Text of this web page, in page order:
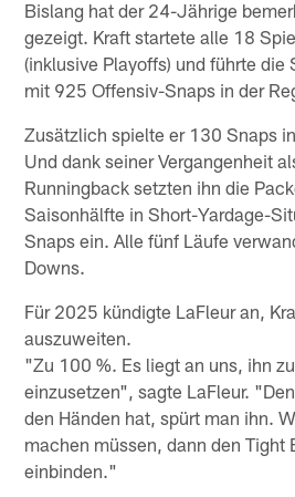
Bislang hat der 24-Jährige
gezeigt. Kraft startete alle 18
(inklusive Playoffs) und führte
mit 925 Offensiv-Snaps in der
Zusätzlich spielte er 130 Snaps
Und dank seiner Vergangenheit
Runningback setzten ihn die
Saisonhälfte in Short-Yardage-
Snaps ein. Alle fünf Läufe
Downs.
Für 2025 kündigte LaFleur an,
auszuweiten.
"Zu 100 %. Es liegt an uns, ihn
einzusetzen", sagte LaFleur.
den Händen hat, spürt man ihn.
machen müssen, dann den Tight
einbinden."